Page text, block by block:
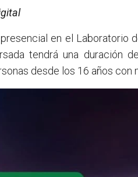
en el Laboratorio
tendrá una duración
desde los 16 años con